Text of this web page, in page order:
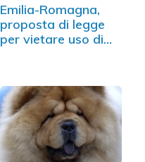
Emilia-Romagna,
proposta di legge
per vietare uso di…